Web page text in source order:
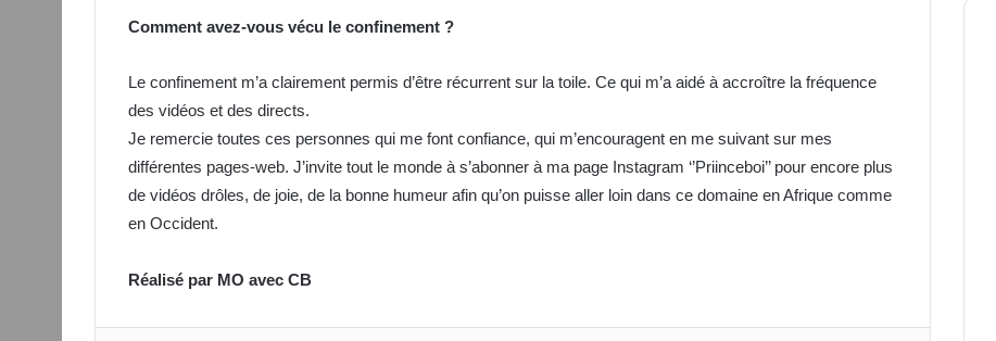
Comment avez-vous vécu le confinement ?
Le confinement m’a clairement permis d’être récurrent sur la toile. Ce qui m’a aidé à accroître la fréquence
des vidéos et des directs.
Je remercie toutes ces personnes qui me font confiance, qui m’encouragent en me suivant sur mes
différentes pages-web. J’invite tout le monde à s’abonner à ma page Instagram ‘’Priinceboi’’ pour encore plus
de vidéos drôles, de joie, de la bonne humeur afin qu’on puisse aller loin dans ce domaine en Afrique comme
en Occident.
Réalisé par MO avec CB